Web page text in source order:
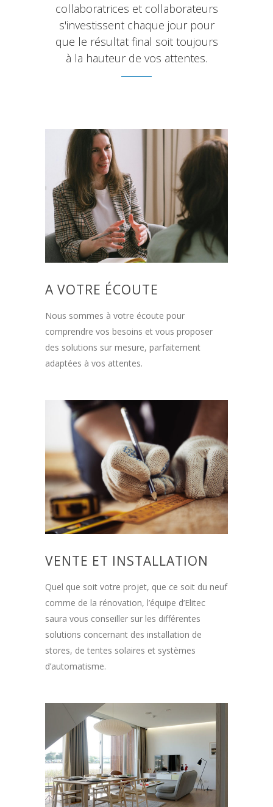
collaboratrices et collaborateurs
s'investissent chaque jour pour
que le résultat final soit toujours
à la hauteur de vos attentes.
A VOTRE ÉCOUTE
Nous sommes à votre écoute pour
comprendre vos besoins et vous proposer
des solutions sur mesure, parfaitement
adaptées à vos attentes.
VENTE ET INSTALLATION
Quel que soit votre projet, que ce soit du neuf
comme de la rénovation, l’équipe d’Elitec
saura vous conseiller sur les différentes
solutions concernant des installation de
stores, de tentes solaires et systèmes
d’automatisme.